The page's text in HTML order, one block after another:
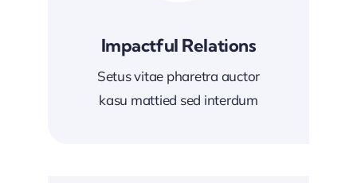
Impactful Relations
Setus vitae pharetra auctor
kasu mattied sed interdum